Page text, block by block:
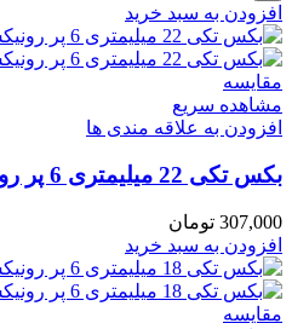
افزودن به سبد خرید
مقایسه
مشاهده سریع
افزودن به علاقه مندی ها
بکس تکی 22 میلیمتری 6 پر رونیکس کد RH-2674
307,000 تومان
افزودن به سبد خرید
مقایسه